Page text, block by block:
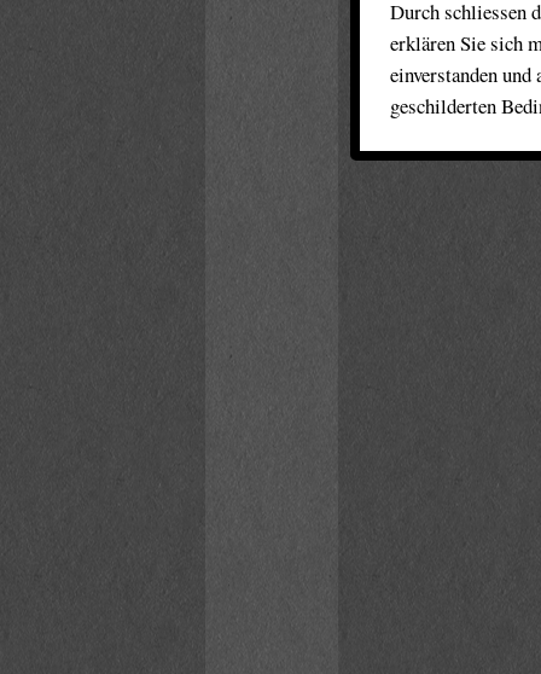
Durch schliessen
erklären Sie sich
einverstanden
geschilderten